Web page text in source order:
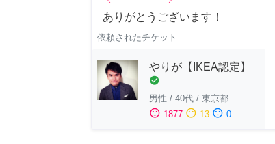
ありがとうございます！
依頼されたチケット
やりが【IKEA認定】
check_circle
男性 / 40代 / 東京都
sentiment_satisfied 1877 sentiment_neutral 13 sentiment_dissatisfied 0